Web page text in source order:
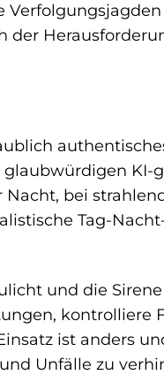
der
bei
Tag-
und die
kontrolliere
ist anders
Unfälle zu